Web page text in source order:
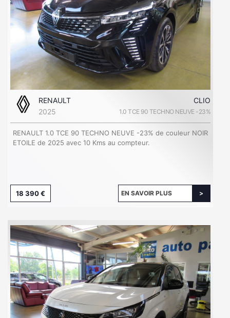
RENAULT
CLIO
2025
1.0 TCE 90 TECHNO NEUVE -23%
RENAULT 1.0 TCE 90 TECHNO NEUVE -23% de couleur NOIR
ETOILE de 2025 avec 10 Kms au compteur.
18 390 € EN SAVOIR PLUS